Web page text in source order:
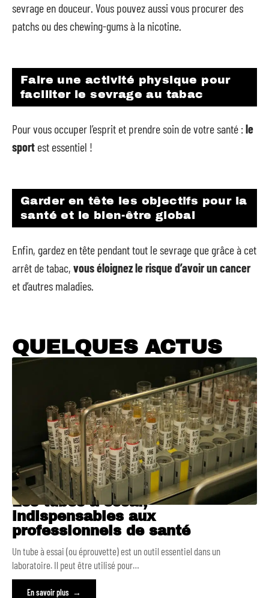
sevrage en douceur. Vous pouvez aussi vous procurer des
patchs ou des chewing-gums à la nicotine.
Faire une activité physique pour
faciliter le sevrage au tabac
Pour vous occuper l’esprit et prendre soin de votre santé :le
sport est essentiel !
Garder en tête les objectifs pour la
santé et le bien-être global
Enfin, gardez en tête pendant tout le sevrage que grâce à cet
arrêt de tabac, vous éloignez le risque d’avoir un cancer
et d’autres maladies.
QUELQUES ACTUS
Les tubes à essai,
indispensables aux
professionnels de santé
Un tube à essai (ou éprouvette) est un outil essentiel dans un
laboratoire. Il peut être utilisé pour…
En savoir plus